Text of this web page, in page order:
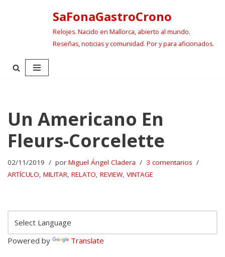
SaFonaGastroCrono
Relojes. Nacido en Mallorca, abierto al mundo.
Reseñas, noticias y comunidad. Por y para aficionados.
Un Americano En
Fleurs-Corcelette
02/11/2019 por Miguel Ángel Cladera
3 comentarios
ARTÍCULO, MILITAR, RELATO, REVIEW, VINTAGE
Powered by Translate